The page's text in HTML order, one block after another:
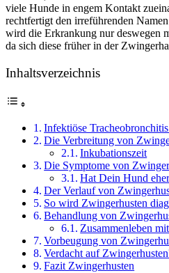
viele Hunde in engem Kontakt
rechtfertigt den irreführenden
wird die Erkrankung nur deswegen
da sich diese früher in der
Inhaltsverzeichnis
Infektiöse
Die Verbreitung von
Inkubationszeit
Die Symptome von
Hat Dein Hund
Der Verlauf von
So wird Zwingerhusten
Behandlung von
Zusammenleben
Vorbeugung von
Verdacht auf
Fazit Zwingerhusten